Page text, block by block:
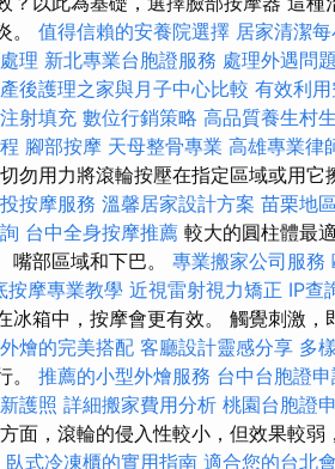
。 值得信賴的安養院選擇 居家清潔
理 新北專業台胞證服務 處理外遇問
產後護理之家與月子中心比較 有效利
射填充 數位行銷策略 高品質養生村
腳部按摩 天母整骨專業 高雄專業律
勿用力將滾輪按壓在指定區域或用它
按摩服務 溫馨居家設計方案 苗栗地
台中全身按摩推薦 較大的圓柱體最
嘴部區域和下巴。 專業搬家公司服務
按摩專業教學 近視雷射視力矯正 IP查
冰箱中，按摩會更有效。 觸覺刺激，
燴的完美搭配 客廳設計靈感分享 多
。 推薦的小型外燴服務 台中台胞證
護照 詳細搬家費用分析 桃園台胞證
面，滾輪的侵入性較小，但效果較
臥式冷凍櫃的實用指南 適合您的台北